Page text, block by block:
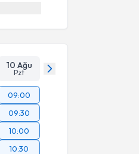
10 Ağu
Pzt
09:00
09:30
10:00
10:30